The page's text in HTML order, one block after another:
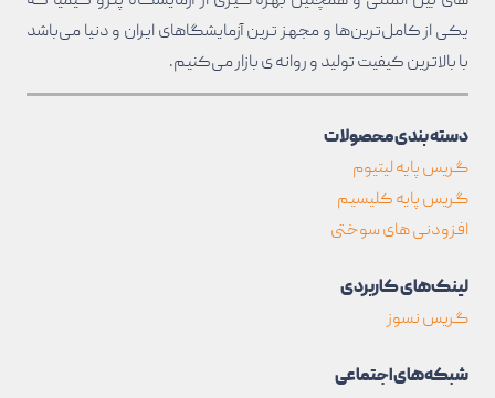
یکی از کامل‌ترین‌ها و مجهز ترین آزمایشگاهای ایران و دنیا می‌باشد
با بالا‌ترین کیفیت تولید و روانه ی بازار می‌کنیم.
دسته بندی محصولات
گریس پایه لیتیوم
گریس پایه کلیسیم
افزودنی های سوختی
لینک‌های کاربردی
گریس نسوز
شبکه‌های اجتماعی